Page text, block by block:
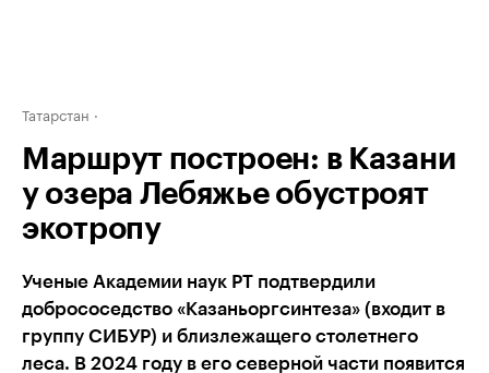
Татарстан
Маршрут построен: в Казани
у озера Лебяжье обустроят
экотропу
Ученые Академии наук РТ подтвердили
добрососедство «Казаньоргсинтеза» (входит в
группу СИБУР) и близлежащего столетнего
леса. В 2024 году в его северной части появится